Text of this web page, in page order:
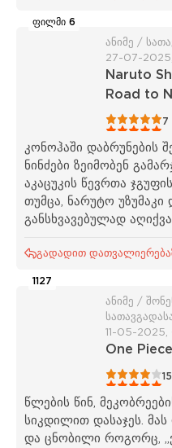
ფილმი 6
ანიმე /
27-07-
Naruto
Road to
7
კონოჰაში დაბრუნების
ნინძები ზეიმობენ
აკაცუკის წევრთა
თუმცა, ნარუტო უზუმაკი
განსხვავებულად
გადადით
1127
ანიმე /
11-05-2025,
One
წლების წინ,
სიკდილით დასაჯეს.
და ცნობილი როგორც,